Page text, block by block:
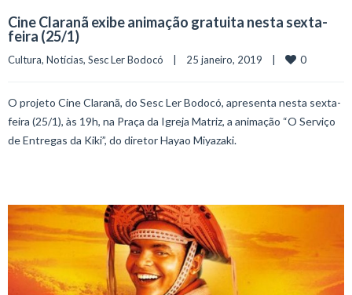
Cine Claranã exibe animação gratuita nesta sexta-
feira (25/1)
Cultura, Notícias, Sesc Ler Bodocó
    |    25 janeiro, 2019    |
0
O projeto Cine Claranã, do Sesc Ler Bodocó, apresenta nesta sexta-
feira (25/1), às 19h, na Praça da Igreja Matriz, a animação “O Serviço
de Entregas da Kiki”, do diretor Hayao Miyazaki.